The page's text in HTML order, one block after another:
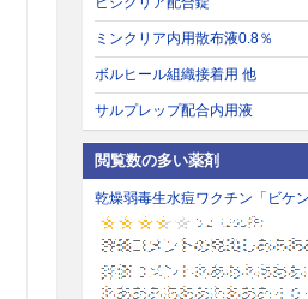
ミンクリア内用散布液0.8％
ボルヒール組織接着用 他
サルプレップ配合内用液
閲覧数の多い薬剤
乾燥弱毒生水痘ワクチン「ビケン